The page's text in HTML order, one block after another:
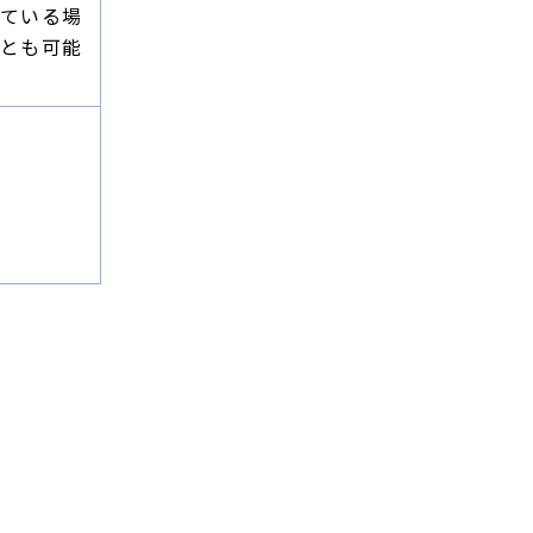
いる場
も可能